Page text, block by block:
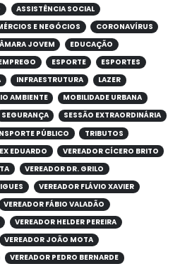
ASSISTÊNCIA SOCIAL
E NEGÓCIOS
CORONAVÍRUS
JOVEM
EDUCAÇÃO
ESPORTE
ESPORTES
INFRAESTRUTURA
LAZER
AMBIENTE
MOBILIDADE URBANA
SEGURANÇA
SESSÃO EXTRAORDINÁRIA
PÚBLICO
TRIBUTOS
EDUARDO
VEREADOR CÍCERO BRITO
VEREADOR DR. GRILO
VEREADOR FLÁVIO XAVIER
VEREADOR FÁBIO VALADÃO
VEREADOR HELDER PEREIRA
VEREADOR JOÃO MOTA
VEREADOR PEDRO BERNARDE